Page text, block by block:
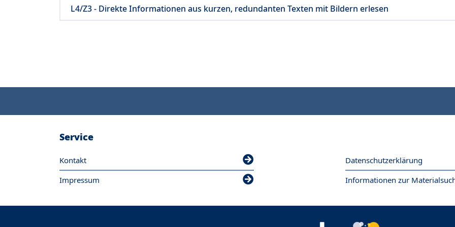
L4/Z3 - Direkte Informationen aus kurzen, redundanten Texten mit Bildern erlesen
Service
Kontakt
Impressum
Datenschutzerklärung
Informationen zur